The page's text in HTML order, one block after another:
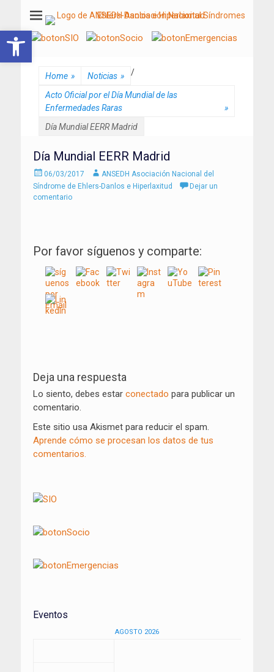
ANSEDH
Asociación Nacional del Síndrome de Ehlers-Danlos e Hiperlaxitud
Home » Noticias » /
Acto Oficial por el Día Mundial de las
Enfermedades Raras
»
Día Mundial EERR Madrid
Día Mundial EERR Madrid
Enviado
el
06/03/2017 AutorANSEDH Asociación Nacional del
Síndrome de Ehlers-Danlos e Hiperlaxitud
Dejar un
comentario
Por favor síguenos y comparte:
de
entradas
Deja una respuesta
Lo siento, debes estar conectado para publicar un
comentario.
Este sitio usa Akismet para reducir el spam.
Aprende cómo se procesan los datos de tus
comentarios.
Eventos
AGOSTO 2026
Abrir barra de herramientas